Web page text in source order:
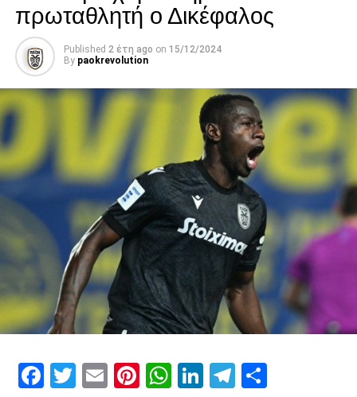
πρωταθλητή ο Δικέφαλος
Published 2 έτη ago on 15/12/2024
By paokrevolution
Facebook
Twitter
EmailPinterest
WhatsApp
LinkedIn
Telegram